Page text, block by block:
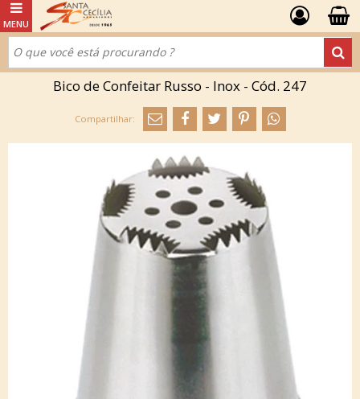
Bico de Confeitar Russo - Inox - Cód. 247